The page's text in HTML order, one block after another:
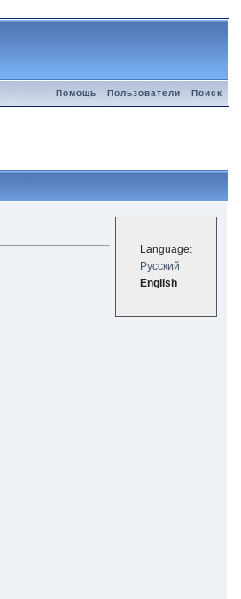
Помощь Пользователи Поиск
Language:
Русский
English